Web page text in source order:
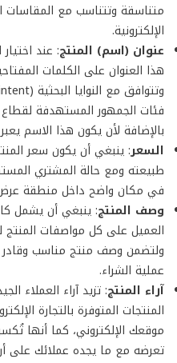
متناسقة وتتناسب مع المقاسات
الإلكترونية.
عنوان (اسم) المنتج: عند
هذا العنوان على الكلمات
فئات الجمهور المستهدفة لقطاع
بالإضافة لأن يكون هذا الاسم
السعر: ينبغي أن يكون سعر
طبيعته ومع حالة المشتري
في مكان واضح داخل منطقة عرض
وصف المنتج: ينبغي أن يشمل
العميل على كل مواصفات المنتج
ولتضمن وصف منتج مناسب وقادر
عملية الشراء.
آراء المنتج: تزيد آراء العملاء
المنتجات المتوفرة بالتجارة
موقعك الإلكتروني، كما أنها
تعرضه مع ما يجده عملائك على